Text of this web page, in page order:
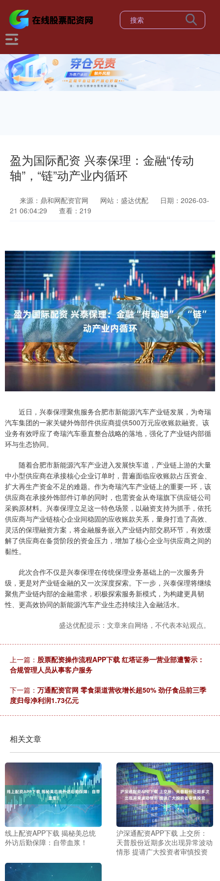
盈为国际配资 兴泰保理：金融“传动
轴”，“链”动产业内循环
来源：鼎和网配资官网 网站：盛达优配
日期：2026-03-
21 06:04:29
查看：219
近日，兴泰保理聚焦服务合肥市新能源汽车产业链发展，为奇瑞
汽车集团的一家关键外饰部件供应商提供500万元应收账款融资。该
业务有效呼应了奇瑞汽车垂直整合战略的落地，强化了产业链内部循
环与生态协同。
随着合肥市新能源汽车产业进入发展快车道，产业链上游的大量
中小型供应商在承接核心企业订单时，普遍面临应收账款占压资金、
扩大再生产资金不足的难题。作为奇瑞汽车产业链上的重要一环，该
供应商在承接外饰部件订单的同时，也需资金从奇瑞旗下供应链公司
采购原材料。兴泰保理立足这一特色场景，以融资支持为抓手，依托
供应商与产业链核心企业间稳固的应收账款关系，量身打造了高效、
灵活的保理融资方案，将金融服务嵌入产业链内部交易环节，有效缓
解了供应商在备货阶段的资金压力，增加了核心企业与供应商之间的
黏性。
此次合作不仅是兴泰保理在传统保理业务基础上的一次服务升
级，更是对产业链金融的又一次深度探索。下一步，兴泰保理将继续
聚焦产业链内部的金融需求，积极探索服务新模式，为构建更具韧
性、更高效协同的新能源汽车产业生态持续注入金融活水。
盛达优配提示：文章来自网络，不代表本站观点。
上一篇： 股票配资操作流程APP下载 红塔证券一营业部遭警示：
合规管理人员从事客户服务
下一篇： 万通配资官网 零食渠道营收增长超50% 劲仔食品前三季
度归母净利润1.73亿元
相关文章
线上配资APP下载 揭秘美总统
外访后勤保障：自带血浆！
沪深通配资APP下载 上交所：
天普股份近期多次出现异常波动
情形 提请广大投资者审慎投资